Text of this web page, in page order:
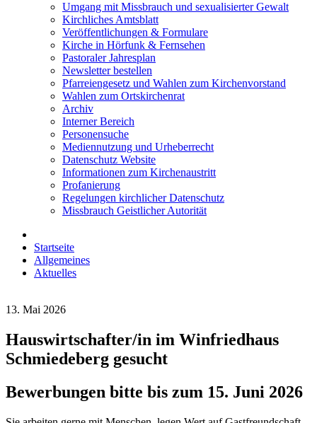
Umgang mit Missbrauch und sexualisierter Gewalt
Kirchliches Amtsblatt
Veröffentlichungen & Formulare
Kirche in Hörfunk & Fernsehen
Pastoraler Jahresplan
Newsletter bestellen
Pfarreiengesetz und Wahlen zum Kirchenvorstand
Wahlen zum Ortskirchenrat
Archiv
Interner Bereich
Personensuche
Mediennutzung und Urheberrecht
Datenschutz Website
Informationen zum Kirchenaustritt
Profanierung
Regelungen kirchlicher Datenschutz
Missbrauch Geistlicher Autorität
Startseite
Allgemeines
Aktuelles
13. Mai 2026
Hauswirtschafter/in im Winfriedhaus
Schmiedeberg gesucht
Bewerbungen bitte bis zum 15. Juni 2026